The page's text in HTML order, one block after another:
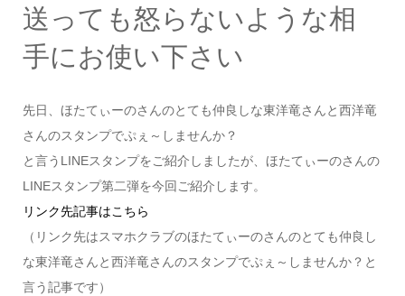
送っても怒らないような相
手にお使い下さい
先日、ほたてぃーのさんのとても仲良しな東洋竜さんと西洋竜
さんのスタンプでぷぇ～しませんか？
と言うLINEスタンプをご紹介しましたが、ほたてぃーのさんの
LINEスタンプ第二弾を今回ご紹介します。
リンク先記事はこちら
（リンク先はスマホクラブのほたてぃーのさんのとても仲良し
な東洋竜さんと西洋竜さんのスタンプでぷぇ～しませんか？と
言う記事です）